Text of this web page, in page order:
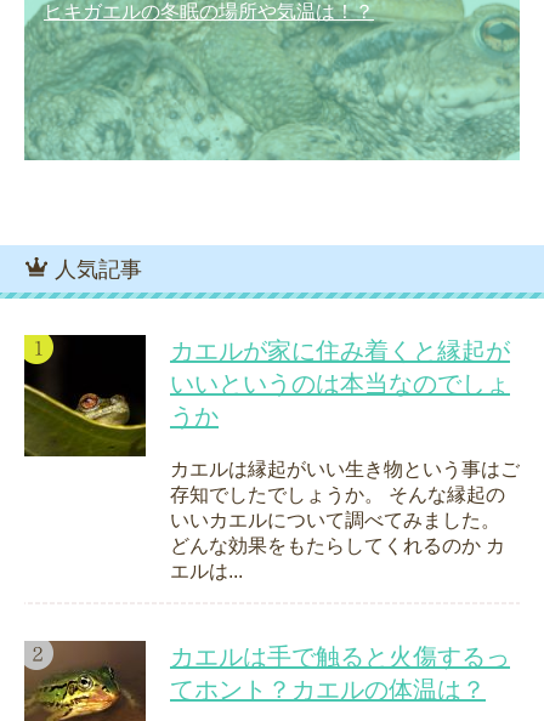
ヒキガエルの冬眠の場所や気温は！？
人気記事
カエルが家に住み着くと縁起が
いいというのは本当なのでしょ
うか
カエルは縁起がいい生き物という事はご
存知でしたでしょうか。 そんな縁起の
いいカエルについて調べてみました。
どんな効果をもたらしてくれるのか カ
エルは...
カエルは手で触ると火傷するっ
てホント？カエルの体温は？